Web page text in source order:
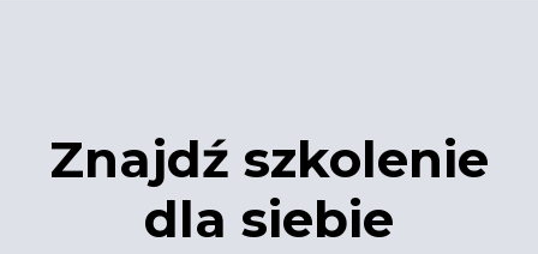
Znajdź szkolenie
dla siebie